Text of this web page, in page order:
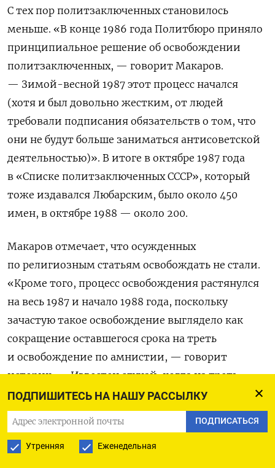
ПОДПИШИТЕСЬ НА НАШУ РАССЫЛКУ
ПОДПИСАТЬСЯ
Утренняя Еженедельная
С тех пор политзаключенных становилось
меньше. «В конце 1986 года Политбюро приняло
принципиальное решение об освобождении
политзаключенных, — говорит Макаров.
— Зимой-весной 1987 этот процесс начался
(хотя и был довольно жестким, от людей
требовали подписания обязательств о том, что
они не будут больше заниматься антисоветской
деятельностью)». В итоге в октябре 1987 года
в «Списке политзаключенных СССР», который
тоже издавался Любарским, было около 450
имен, в октябре 1988 — около 200.
Макаров отмечает, что осужденных
по религиозным статьям освобождать не стали.
«Кроме того, процесс освобождения растянулся
на весь 1987 и начало 1988 года, поскольку
зачастую такое освобождение выглядело как
сокращение оставшегося срока на треть
и освобождение по амнистии, — говорит
историк. — Известен случай, когда на треть
сократили оставшийся срок заключения — 3
дня».
Политзаключенные сегодня